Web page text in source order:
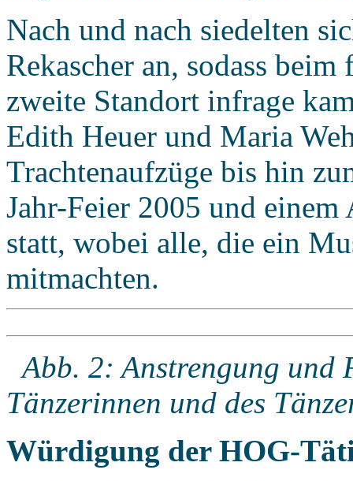
Nach und nach siedelten
Rekascher an, sodass
zweite Standort infrage
Edith Heuer und Maria
Trachtenaufzüge bis hin
Jahr-Feier 2005 und
statt, wobei alle, die ein
mitmachten.
Abb. 2: Anstrengung und
Tänzerinnen und des
Würdigung der HOG-